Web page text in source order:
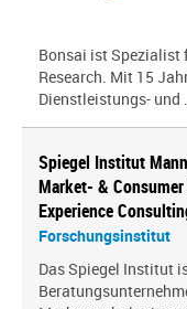
Bonsai ist Spezialist
Research. Mit 15
Dienstleistungs- und
Spiegel Institut
Market- & Consumer
Experience
Forschungsinstitut
Das Spiegel Institut